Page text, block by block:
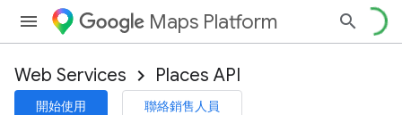
Maps Platform
Web Services Places API
開始使用 聯絡銷售人員